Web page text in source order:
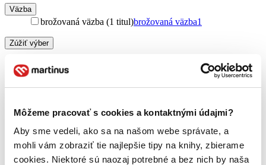
Môžeme pracovať s cookies a kontaktnými údajmi?
Aby sme vedeli, ako sa na našom webe správate, a
mohli vám zobraziť tie najlepšie tipy na knihy, zbierame
cookies. Niektoré sú naozaj potrebné a bez nich by naša
Väzba
brožovaná väzba (1 titul)brožovaná väzba1
Zúžiť výber
Zoradiť
Top hodnotené
Novinky
Najdrahšie